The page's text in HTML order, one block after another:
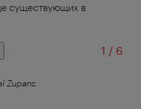
существующих в
1 /из
6
Zupanc